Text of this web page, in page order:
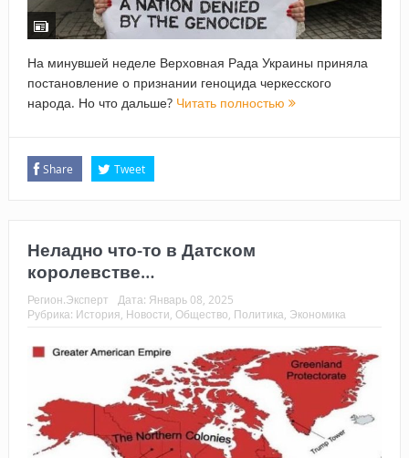
На минувшей неделе Верховная Рада Украины приняла
постановление о признании геноцида черкесского
народа. Но что дальше? Читать полностью
Share Tweet
Неладно что-то в Датском
королевстве…
Регион.Эксперт Дата: Январь 08, 2025
Рубрика: История, Новости, Общество, Политика, Экономика